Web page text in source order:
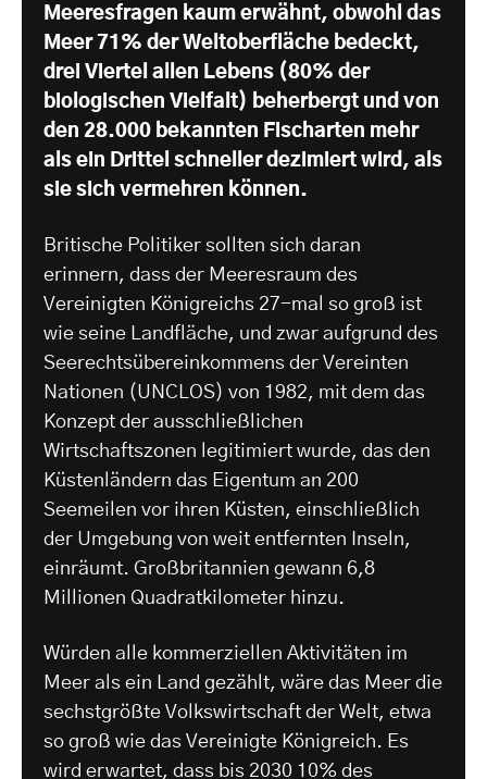
Meeresfragen kaum erwähnt, obwohl das
Meer 71% der Weltoberfläche bedeckt,
drei Viertel allen Lebens (80% der
biologischen Vielfalt) beherbergt und von
den 28.000 bekannten Fischarten mehr
als ein Drittel schneller dezimiert wird, als
sie sich vermehren können.
Britische Politiker sollten sich daran
erinnern, dass der Meeresraum des
Vereinigten Königreichs 27-mal so groß ist
wie seine Landfläche, und zwar aufgrund des
Seerechtsübereinkommens der Vereinten
Nationen (UNCLOS) von 1982, mit dem das
Konzept der ausschließlichen
Wirtschaftszonen legitimiert wurde, das den
Küstenländern das Eigentum an 200
Seemeilen vor ihren Küsten, einschließlich
der Umgebung von weit entfernten Inseln,
einräumt. Großbritannien gewann 6,8
Millionen Quadratkilometer hinzu.
Würden alle kommerziellen Aktivitäten im
Meer als ein Land gezählt, wäre das Meer die
sechstgrößte Volkswirtschaft der Welt, etwa
so groß wie das Vereinigte Königreich. Es
wird erwartet, dass bis 2030 10% des